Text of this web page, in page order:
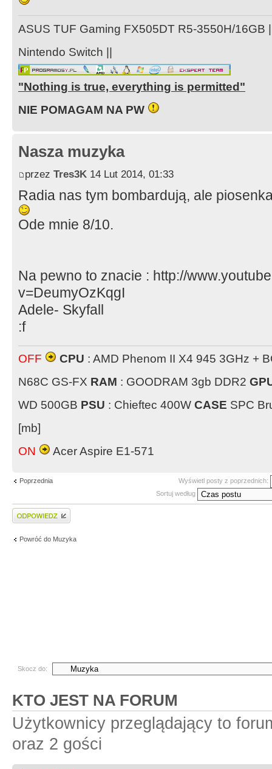
ASUS TUF Gaming FX505DT R5-3550H/16GB
Nintendo Switch ||
"Nothing is true, everything is permitted"
NIE POMAGAM NA PW
Nasza muzyka
przez Tres3K 14 Lut 2014, 01:33
Radia nas tym bombardują, ale
Ode mnie 8/10.
Na pewno to znacie : http://
v=DeumyOzKqgI
Adele- Skyfall
:f
OFF CPU : AMD Phenom II X4 945 3GHz +
N68C GS-FX RAM : GOODRAM 3gb DDR2
WD 500GB PSU : Chieftec 400W CASE SPC
[mb]
ON
Acer Aspire E1-571
Poprzednia
Wyświetl posty z poprzednich:
Sortuj według
Wyślij odpowiedź
Powróć do Muzyka
Skocz do:
KTO JEST NA FORUM
Użytkownicy przeglądający to
oraz 2 gości